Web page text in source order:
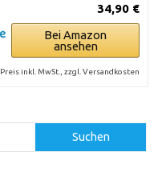
34,90 €
Bei Amazon
ansehen
Preis inkl. MwSt., zzgl. Versandkosten
Suchen